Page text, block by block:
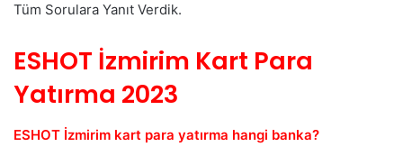
Tüm Sorulara Yanıt Verdik.
ESHOT İzmirim Kart Para
Yatırma 2023
ESHOT İzmirim kart para yatırma hangi banka?